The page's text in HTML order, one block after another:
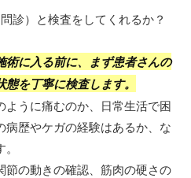
診）と検査をしてくれるか？
術に入る前に、まず患者さんの
を丁寧に検査します。
うに痛むのか、日常生活で困
病歴やケガの経験はあるか、な
節の動きの確認、筋肉の硬さの